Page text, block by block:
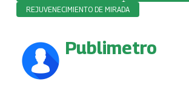
REJUVENECIMIENTO DE MIRADA
Publimetro